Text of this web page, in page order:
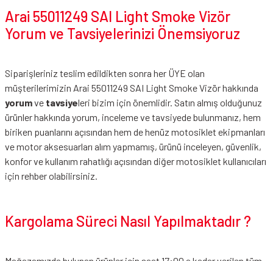
Arai 55011249 SAI Light Smoke Vizör
Yorum ve Tavsiyelerinizi Önemsiyoruz
Siparişleriniz teslim edildikten sonra her ÜYE olan
müşterilerimizin Arai 55011249 SAI Light Smoke Vizör hakkında
yorumve tavsiyeleri bizim için önemlidir. Satın almış olduğunuz
ürünler hakkında yorum, inceleme ve tavsiyede bulunmanız, hem
biriken puanlarını açısından hem de henüz motosiklet ekipmanları
ve motor aksesuarları alım yapmamış, ürünü inceleyen, güvenlik,
konfor ve kullanım rahatlığı açısından diğer motosiklet kullanıcıları
için rehber olabilirsiniz.
Kargolama Süreci Nasıl Yapılmaktadır ?